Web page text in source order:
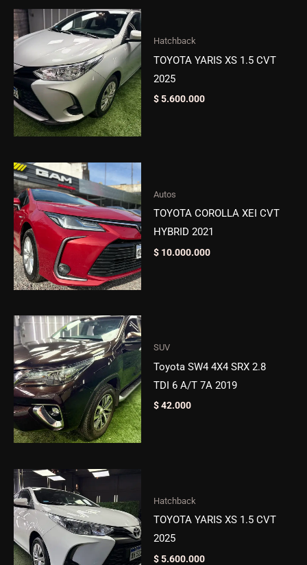
Hatchback
TOYOTA YARIS XS 1.5 CVT
2025
$5.600.000
Autos
TOYOTA COROLLA XEI CVT
HYBRID 2021
$ 10.000.000
SUV
Toyota SW4 4X4 SRX 2.8
TDI 6 A/T 7A 2019
$42.000
Hatchback
TOYOTA YARIS XS 1.5 CVT
2025
$5.600.000